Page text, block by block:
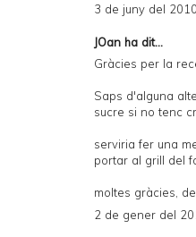
3 de juny del
JOan ha dit...
Gràcies per la
Saps d'alguna
sucre si no tenc
serviria fer una
portar al grill del
moltes gràcies,
2 de gener del